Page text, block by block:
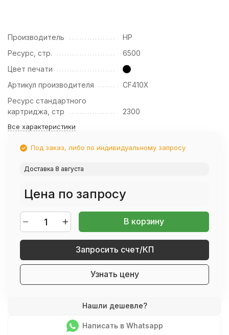
Производитель
HP
Ресурс, стр.
6500
Цвет печати
Артикул производителя
CF410X
Ресурс стандартного
картриджа, cтр
2300
Все характеристики
Под заказ, либо по индивидуальному запросу
Доставка 8 августа
Цена по запросу
В корзину
Запросить счет/КП
Узнать цену
Написать в Whatsapp